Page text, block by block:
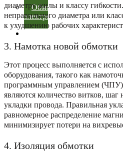
Обмотчик
электродвигателей
диаметру жилы и классу
неправильного диаметра или
к ухудшению рабочих
3. Намотка новой обмотки
Этот процесс выполняется с
оборудования, такого как
программным управлением
являются количество витков, шаг
укладки провода. Правильная
равномерное распределение
минимизирует потери на
4. Изоляция обмотки